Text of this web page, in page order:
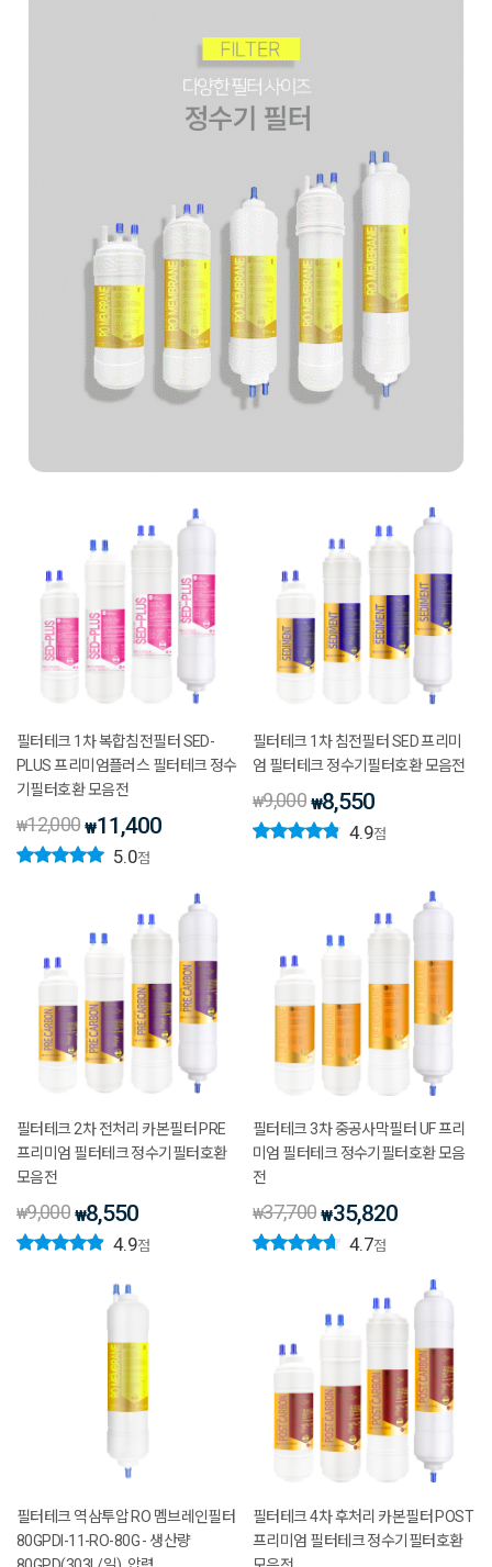
필터테크 1차 복합침전필터 SED-
PLUS 프리미엄플러스 필터테크 정수
기필터호환 모음전
₩12,000 ₩11,400
5.0점
필터테크 1차 침전필터 SED 프리미
엄 필터테크 정수기필터호환 모음전
₩9,000 ₩8,550
4.9점
필터테크 2차 전처리 카본필터 PRE
프리미엄 필터테크 정수기필터호환
모음전
₩9,000 ₩8,550
4.9점
필터테크 3차 중공사막필터 UF 프리
미엄 필터테크 정수기필터호환 모음
전
₩37,700 ₩35,820
4.7점
필터테크 역삼투압 RO 멤브레인필터
80GPDI-11-RO-80G - 생산량
필터테크 4차 후처리 카본필터 POST
프리미엄 필터테크 정수기필터호환